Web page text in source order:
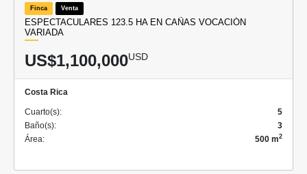
Finca Venta
ESPECTACULARES 123.5 HA EN CAÑAS VOCACIÓN
VARIADA
US$1,100,000USD
Costa Rica
Cuarto(s):
5
Baño(s):
3
Área:
500 m2